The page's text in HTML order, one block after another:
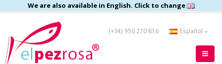
We are also available in English. Click to change
(+34) 950 270 816 Español